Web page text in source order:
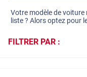
Honda
Voir tout
Votre modèle de
liste ? Alors optez pour
FILTRER PAR :